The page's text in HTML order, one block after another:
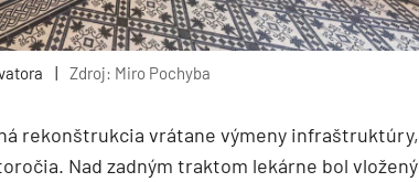
| Zdroj: Miro Pochyba
rekonštrukcia vrátane výmeny infraštruktúry,
Nad zadným traktom lekárne bol vložený